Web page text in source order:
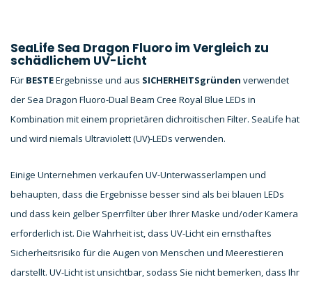
SeaLife Sea Dragon Fluoro im Vergleich zu
schädlichem UV-Licht
Für BESTEErgebnisse und aus SICHERHEITSgründen verwendet
der Sea Dragon Fluoro-Dual Beam Cree Royal Blue LEDs in
Kombination mit einem proprietären dichroitischen Filter. SeaLife hat
und wird niemals Ultraviolett (UV)-LEDs verwenden.
Einige Unternehmen verkaufen UV-Unterwasserlampen und
behaupten, dass die Ergebnisse besser sind als bei blauen LEDs
und dass kein gelber Sperrfilter über Ihrer Maske und/oder Kamera
erforderlich ist. Die Wahrheit ist, dass UV-Licht ein ernsthaftes
Sicherheitsrisiko für die Augen von Menschen und Meerestieren
darstellt. UV-Licht ist unsichtbar, sodass Sie nicht bemerken, dass Ihr